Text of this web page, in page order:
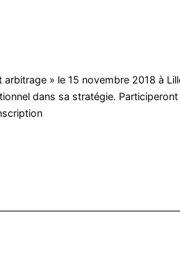
arbitrage » le 15 novembre 2018 à
dans sa stratégie. Participeront